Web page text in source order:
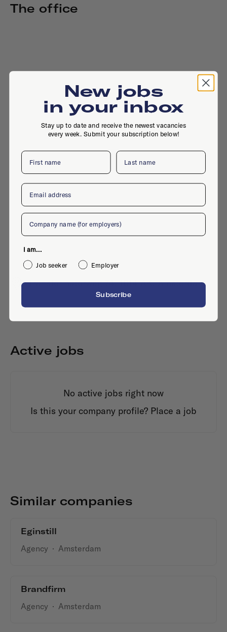
The office
Transformatorweg 74, 1014 AK, Amsterdam
Active jobs
No active jobs right now
Is this your company profile? Place a job
Similar companies
Eginstill
Agency · Amsterdam
Brandfirm
Agency · Amsterdam
New jobs
in your inbox
Stay up to date and receive the newest vacancies
every week. Submit your subscription below!
First name Last name
Email
Company
I am...
Job seeker Employer
Subscribe